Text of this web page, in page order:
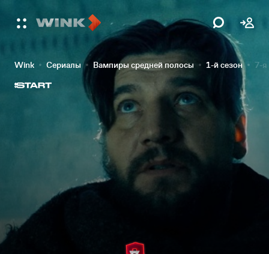
Wink Сериалы Вампиры средней полосы 1-й сезон 7-я